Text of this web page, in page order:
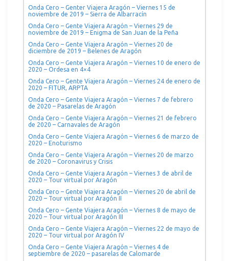
Onda Cero – Genter Viajera Aragón – Viernes 15 de
noviembre de 2019 – Sierra de Albarracín
Onda Cero – Gente Viajera Aragón – Viernes 29 de
noviembre de 2019 – Enigma de San Juan de la Peña
Onda Cero – Gente Viajera Aragón – Viernes 20 de
diciembre de 2019 – Belenes de Aragón
Onda Cero – Gente Viajera Aragón – Viernes 10 de enero de
2020 – Ordesa en 4×4
Onda Cero – Gente Viajera Aragón – Viernes 24 de enero de
2020 – FITUR, ARPTA
Onda Cero – Gente Viajera Aragón – Viernes 7 de febrero
de 2020 – Pasarelas de Aragón
Onda Cero – Gente Viajera Aragón – Viernes 21 de febrero
de 2020 – Carnavales de Aragón
Onda Cero – Gente Viajera Aragón – Viernes 6 de marzo de
2020 – Enoturismo
Onda Cero – Gente Viajera Aragón – Viernes 20 de marzo
de 2020 – Coronavirus y Crisis
Onda Cero – Gente Viajera Aragón – Viernes 3 de abril de
2020 – Tour virtual por Aragón
Onda Cero – Gente Viajera Aragón – Viernes 20 de abril de
2020 – Tour virtual por Aragón II
Onda Cero – Gente Viajera Aragón – Viernes 8 de mayo de
2020 – Tour virtual por Aragón III
Onda Cero – Gente Viajera Aragón – Viernes 22 de mayo de
2020 – Tour virtual por Aragón IV
Onda Cero – Gente Viajera Aragón – Viernes 4 de
septiembre de 2020 – pasarelas de Calomarde